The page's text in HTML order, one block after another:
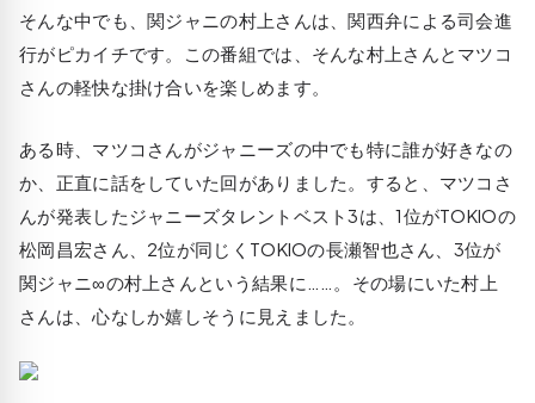
そんな中でも、関ジャニの村上さんは、関西弁による司会進
行がピカイチです。この番組では、そんな村上さんとマツコ
さんの軽快な掛け合いを楽しめます。
ある時、マツコさんがジャニーズの中でも特に誰が好きなの
か、正直に話をしていた回がありました。すると、マツコさ
んが発表したジャニーズタレントベスト3は、1位がTOKIOの
松岡昌宏さん、2位が同じくTOKIOの長瀬智也さん、3位が
関ジャニ∞の村上さんという結果に……。その場にいた村上
さんは、心なしか嬉しそうに見えました。